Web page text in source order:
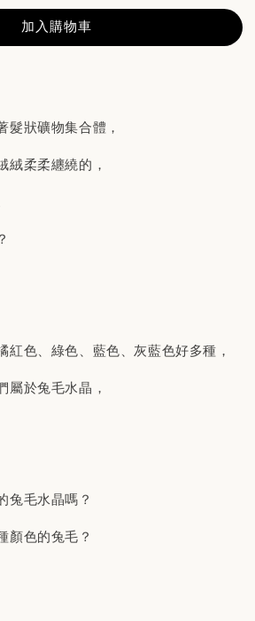
加入購物車
髮狀礦物集合體，
絨柔柔纏繞的，
紅色、綠色、藍色、灰藍色好多種，
屬於兔毛水晶，
兔毛水晶嗎？
顏色的兔毛？